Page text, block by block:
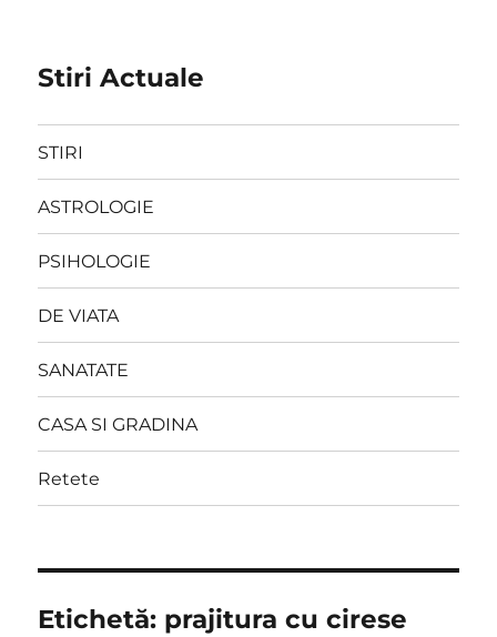
Stiri Actuale
STIRI
ASTROLOGIE
PSIHOLOGIE
DE VIATA
SANATATE
CASA SI GRADINA
Retete
Etichetă: prajitura cu cirese